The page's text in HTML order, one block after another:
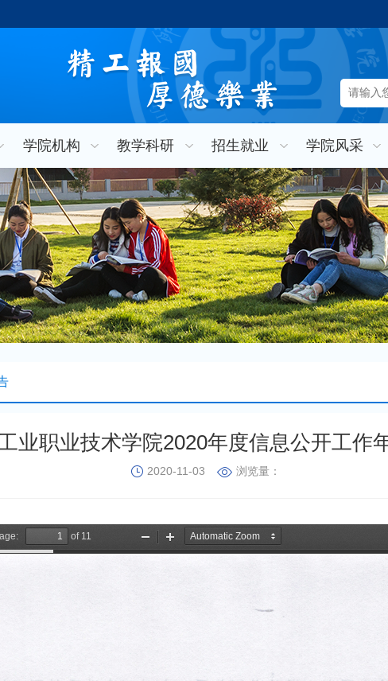
学院机构 教学科研 招生就业 学院风采
业职业技术学院2020年度信息公开工作
2020-11-03 浏览量：